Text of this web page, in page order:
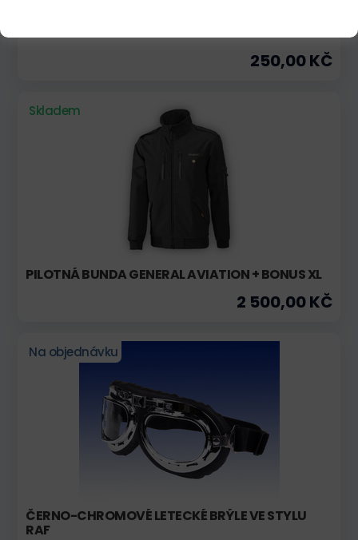
PILOTNÍ VESTA "PILOT" - "AIR CREW"
250,00 KČ
Skladem
PILOTNÁ BUNDA GENERAL AVIATION + BONUS XL
2 500,00 KČ
Na objednávku
ČERNO-CHROMOVÉ LETECKÉ BRÝLE VE STYLU
RAF